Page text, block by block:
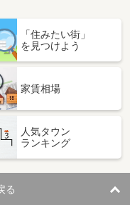
「住みたい街」
を見つけよう
家賃相場
人気タウン
ランキング
る